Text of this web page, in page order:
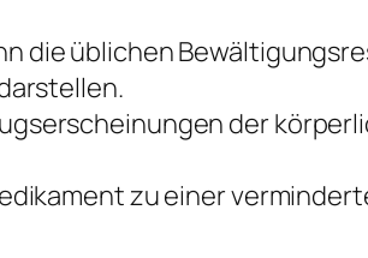
die üblichen
der
zu einer